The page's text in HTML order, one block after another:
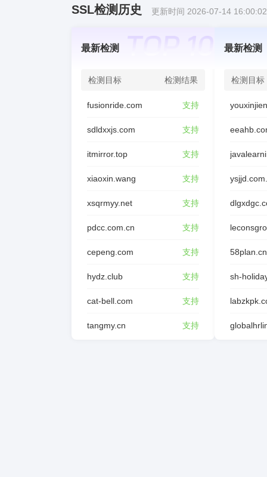
SSL检测历史 更新时间 2026-07-14 16:00:02
最新检测
检测目标 检测结果
fusionride.com 支持
sdldxxjs.com 支持
itmirror.top 支持
xiaoxin.wang 支持
xsqrmyy.net 支持
pdcc.com.cn 支持
cepeng.com 支持
hydz.club 支持
cat-bell.com 支持
tangmy.cn 支持
最新检测
检测目标
58plan.cn
sh-